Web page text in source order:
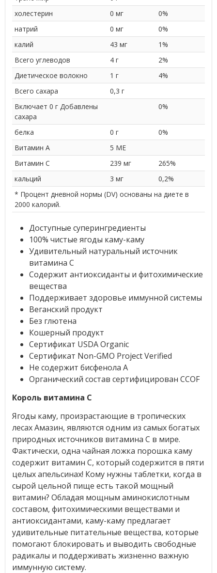
холестерин
0 мг
0%
натрий
0 мг
0%
калий
43 мг
1%
Всего углеводов
4 г
2%
Диетическое волокно
1 г
4%
Всего сахара
0,3 г
Включает 0 г Добавлены
сахара
0%
белка 0 г
0%
Витамин А
5 МЕ
Витамин С
239 мг
265%
кальций
3 мг
0,2%
* Процент дневной нормы (DV) основаны на диете в
2000 калорий.
Доступные суперингредиенты
100% чистые ягоды каму-каму
Удивительный натуральный источник
витамина С
Содержит антиоксиданты и фитохимические
вещества
Поддерживает здоровье иммунной системы
Веганский продукт
Без глютена
Кошерный продукт
Сертификат USDA Organic
Сертификат Non-GMO Project Verified
Не содержит бисфенола A
Органический состав сертифицирован CCOF
Король витамина С
Ягоды каму, произрастающие в тропических
лесах Амазин, являются одним из самых богатых
природных источников витамина С в мире.
Фактически, одна чайная ложка порошка каму
содержит витамин С, который содержится в пяти
целых апельсинах! Кому нужны таблетки, когда в
сырой цельной пище есть такой мощный
витамин? Обладая мощным аминокислотным
составом, фитохимическими веществами и
антиоксидантами, каму-каму предлагает
удивительные питательные вещества, которые
помогают блокировать и выводить свободные
радикалы и поддерживать жизненно важную
иммунную систему.